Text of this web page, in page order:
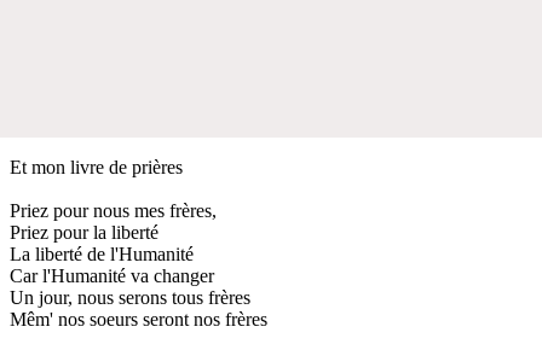
Et mon livre de prières
Priez pour nous mes frères,
Priez pour la liberté
La liberté de l'Humanité
Car l'Humanité va changer
Un jour, nous serons tous frères
Mêm' nos soeurs seront nos frères